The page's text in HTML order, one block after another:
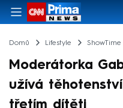
Domů Lifestyle ShowTime
Moderátorka
užívá
třetím dítěti